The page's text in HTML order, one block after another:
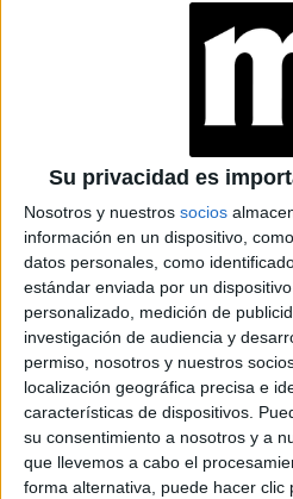
Su privacidad es
Nosotros y nuestros socios
información en un dispositivo,
datos personales, como
estándar enviada por un
personalizado, medición de
investigación de audiencia y
permiso, nosotros y nuestros
localización geográfica precisa e
características de dispositivos.
su consentimiento a nosotros y a
que llevemos a cabo el
forma alternativa, puede hacer clic
Accedé a los
Contenidos exclusivos
Sorteos
Descuentos en
Participación en los
Editorial Perfil.
Suscribite ahora